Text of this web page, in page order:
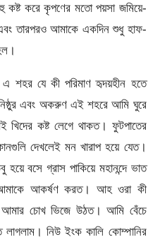
কষ্ট করে কৃপণের মতো পয়সা জমিয়ে-
তারপরও আমাকে একদিন শুধু হাফ-
শহর যে কী পরিমাণ হৃদয়হীন হতে
এবং অকরুণ এই শহরে আমি ঘুরে
খিদের কষ্ট লেগে থাকত। ফুটপাতের
দেখলেই মন খারাপ হয়ে যেত।
বসে গ্রাস পাকিয়ে মহানন্দে ভাত
আকর্ষণ করত। আহ ওরা কী
চোখ ভিজে উঠত। আমি বেঁচে
লাগলাম। নিউ ইংক কালি কোম্পানির